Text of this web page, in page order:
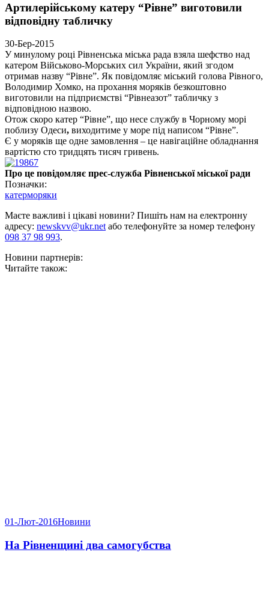
Артилерійському катеру “Рівне” виготовили
відповідну табличку
30-Бер-2015
У минулому році Рівненська міська рада взяла шефство над
катером Військово-Морських сил України, який згодом
отримав назву “Рівне”. Як повідомляє міський голова Рівного,
Володимир Хомко, на прохання моряків безкоштовно
виготовили на підприємстві “Рівнеазот” табличку з
відповідною назвою.
Отож скоро катер “Рівне”, що несе службу в Чорному морі
поблизу Одеси, виходитиме у море під написом “Рівне”.
Є у моряків ще одне замовлення – це навігаційне обладнання
вартістю сто тридцять тисяч гривень.
Про це повідомляє прес-служба Рівненської міської ради
Позначки:
катерморяки
Маєте важливі і цікаві новини? Пишіть нам на електронну
адресу: newskvv@ukr.netабо телефонуйте за номер телефону
098 37 98 993.
Новини партнерів:
Читайте також:
01-Лют-2016Новини
На Рівненщині два самогубства